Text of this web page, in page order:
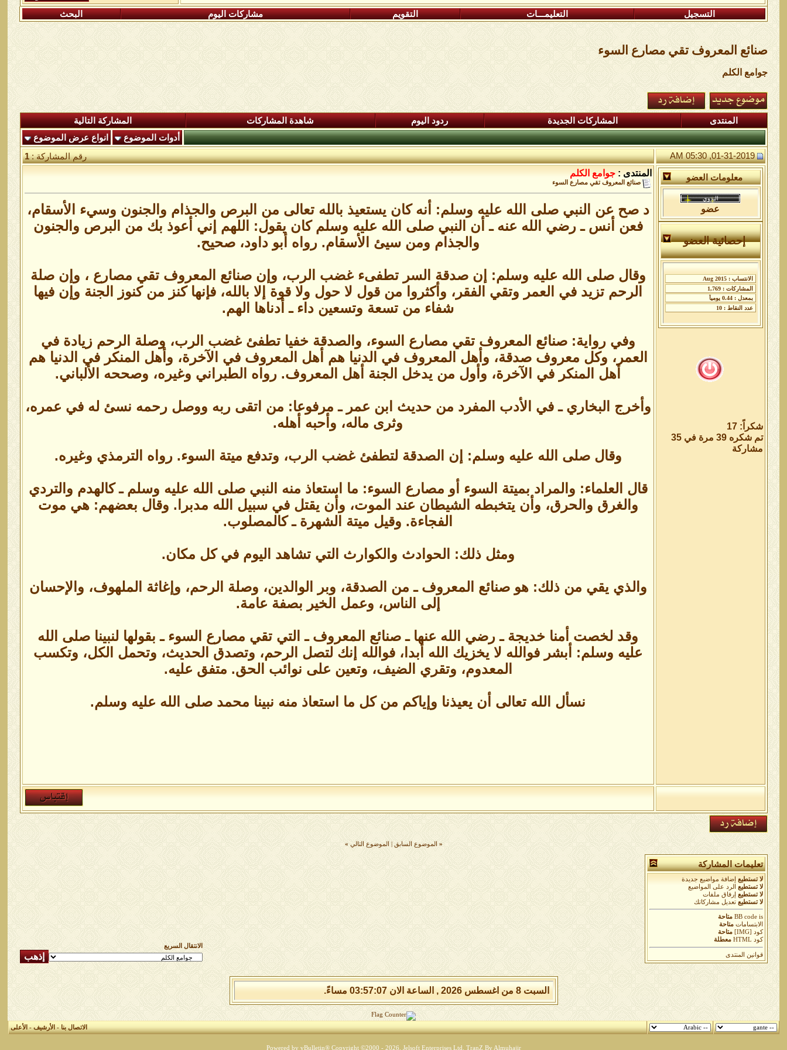
التسجيل التعليمـــات التقويم مشاركات اليوم البحث
صنائع المعروف تقي مصارع السوء
جوامع الكلم
المنتدى المشاركات الجديدة ردود اليوم شاهدة المشاركات
المشاركة التالية
أدوات الموضوع
انواع عرض الموضوع
01-31-2019, 05:30 AM
رقم المشاركة :1
معلومات العضو
عضو
إحصائية العضو
شكراً: 17
تم شكره 39 مرة في 35
مشاركة
المنتدى : جوامع الكلم
صنائع المعروف تقي مصارع السوء
د صح عن النبي صلى الله عليه وسلم: أنه كان يستعيذ بالله تعالى من البرص والجذام والجنون وسيء الأسقام،
فعن أنس ـ رضي الله عنه ـ أن النبي صلى الله عليه وسلم كان يقول: اللهم إني أعوذ بك من البرص والجنون
والجذام ومن سيئ الأسقام. رواه أبو داود، صحيح.
وقال صلى الله عليه وسلم: إن صدقة السر تطفىء غضب الرب، وإن صنائع المعروف تقي مصارع ، وإن صلة
الرحم تزيد في العمر وتقي الفقر، وأكثروا من قول لا حول ولا قوة إلا بالله، فإنها كنز من كنوز الجنة وإن فيها
شفاء من تسعة وتسعين داء ـ أدناها الهم.
وفي رواية: صنائع المعروف تقي مصارع السوء، والصدقة خفيا تطفئ غضب الرب، وصلة الرحم زيادة في
العمر، وكل معروف صدقة، وأهل المعروف في الدنيا هم أهل المعروف في الآخرة، وأهل المنكر في الدنيا هم
أهل المنكر في الآخرة، وأول من يدخل الجنة أهل المعروف. رواه الطبراني وغيره، وصححه الألباني.
وأخرج البخاري ـ في الأدب المفرد من حديث ابن عمر ـ مرفوعا: من اتقى ربه ووصل رحمه نسئ له في عمره،
وثرى ماله، وأحبه أهله.
وقال صلى الله عليه وسلم: إن الصدقة لتطفئ غضب الرب، وتدفع ميتة السوء. رواه الترمذي وغيره.
قال العلماء: والمراد بميتة السوء أو مصارع السوء: ما استعاذ منه النبي صلى الله عليه وسلم ـ كالهدم والتردي
والغرق والحرق، وأن يتخبطه الشيطان عند الموت، وأن يقتل في سبيل الله مدبرا. وقال بعضهم: هي موت
الفجاءة. وقيل ميتة الشهرة ـ كالمصلوب.
ومثل ذلك: الحوادث والكوارث التي تشاهد اليوم في كل مكان.
والذي يقي من ذلك: هو صنائع المعروف ـ من الصدقة، وبر الوالدين، وصلة الرحم، وإغاثة الملهوف، والإحسان
إلى الناس، وعمل الخير بصفة عامة.
وقد لخصت أمنا خديجة ـ رضي الله عنها ـ صنائع المعروف ـ التي تقي مصارع السوء ـ بقولها لنبينا صلى الله
عليه وسلم: أبشر فوالله لا يخزيك الله أبدا، فوالله إنك لتصل الرحم، وتصدق الحديث، وتحمل الكل، وتكسب
المعدوم، وتقري الضيف، وتعين على نوائب الحق. متفق عليه.
نسأل الله تعالى أن يعيذنا وإياكم من كل ما استعاذ منه نبينا محمد صلى الله عليه وسلم.
« الموضوع السابق الموضوع التالي »
تعليمات المشاركة
لا تستطيع
إضافة مواضيع جديدة
لا تستطيع
الرد على المواضيع
لا تستطيع
إرفاق ملفات
لا تستطيع تعديل مشاركاتك
BB codeis
متاحة
الابتسامات متاحة
كود [IMG]
متاحة
كود HTML
معطلة
قوانين المنتدى
الانتقال السريع
السبت 8 من اغسطس 2026 , الساعة الان 03:57:08 مساءً.
الاتصال بنا-الأرشيف-الأعلى
Powered by vBulletin® Copyright ©2000 - 2026, Jelsoft Enterprises Ltd. TranZ By Almuhajir